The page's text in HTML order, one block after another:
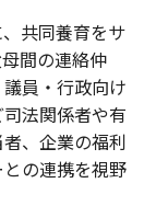
共同養育をサ
間の連絡仲
員・行政向け
法関係者や有
、企業の福利
の連携を視野